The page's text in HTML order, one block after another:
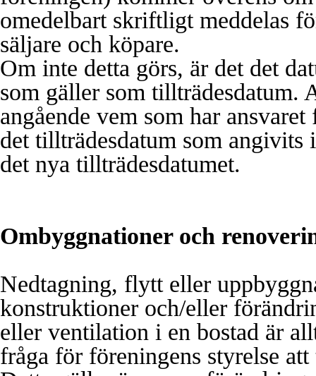
omedelbart skriftligt meddelas
säljare och köpare.
Om inte detta görs, är det det
som gäller som tillträdesdatum.
angående vem som har
det tillträdesdatum som angivits
det nya tillträdesdatumet.
Ombyggnationer och
Nedtagning, flytt eller
konstruktioner och/eller
eller ventilation i en bostad är
fråga för föreningens styrelse